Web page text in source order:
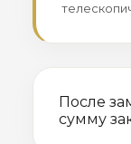
После
сумму